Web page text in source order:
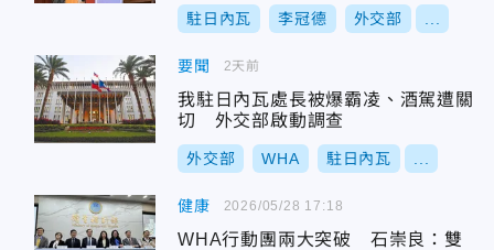
駐日內瓦 李冠德 外交部
要聞
我駐日內瓦處長被爆霸凌、酒駕遭關
切 外交部啟動調查
外交部 WHA 駐日內瓦
2天前
健康
WHA行動團兩大突破 石崇良：雙
2026/05/28 17:18